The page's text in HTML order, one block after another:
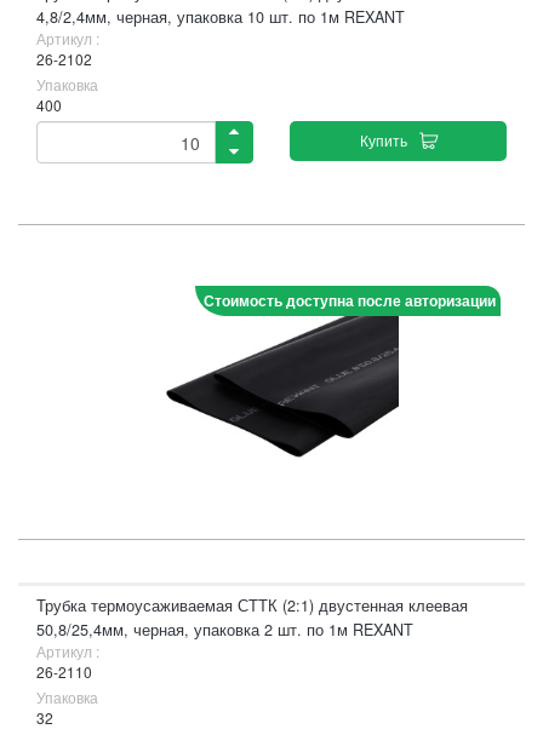
4,8/2,4мм, черная, упаковка 10 шт. по 1м REXANT
Артикул :
26-2102
Упаковка
400
Купить
Стоимость доступна после авторизации
Трубка термоусаживаемая СТТК (2:1) двустенная клеевая
50,8/25,4мм, черная, упаковка 2 шт. по 1м REXANT
Артикул :
26-2110
Упаковка
32